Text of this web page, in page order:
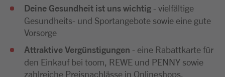
Deine Gesundheit ist uns wichtig - vielfältige
Gesundheits- und Sportangebote sowie eine gute
Vorsorge
Attraktive Vergünstigungen - eine Rabattkarte für
den Einkauf bei toom, REWE und PENNY sowie
zahlreiche Preisnachlässe in Onlineshops,